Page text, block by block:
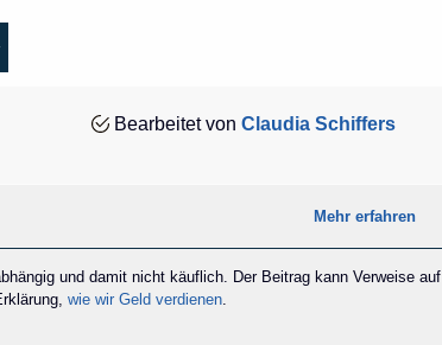
Bearbeitet von Claudia Schiffers
Mehr erfahren
und damit nicht käuflich. Der Beitrag kann Verweise auf
wie wir Geld verdienen.